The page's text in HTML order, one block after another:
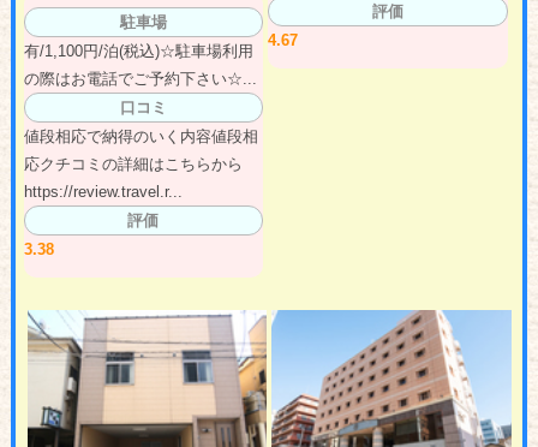
駐車場
有/1,100円/泊(税込)☆駐車場利用
の際はお電話でご予約下さい☆...
口コミ
値段相応で納得のいく内容値段相
応クチコミの詳細はこちらから
https://review.travel.r...
評価
3.38
評価
4.67